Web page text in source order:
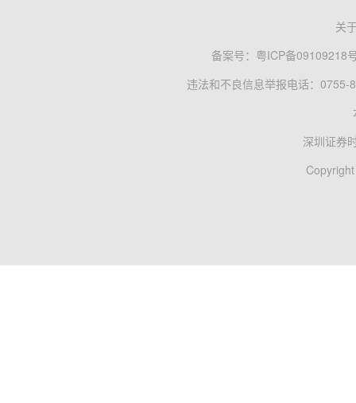
关
备案号： 粤ICP备09109218
违法和不良信息举报电话：0755-
深圳证券